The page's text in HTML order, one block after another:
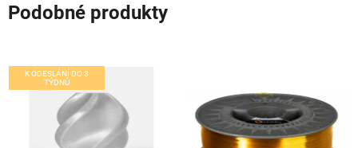
Podobné produkty
K ODESLÁNÍ DO 3
TÝDNŮ